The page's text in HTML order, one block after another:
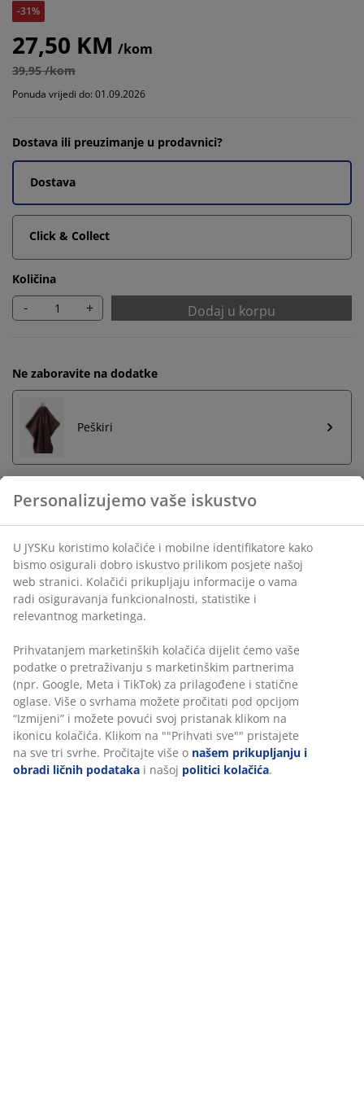
-31%
27,50 KM /kom
39,95 /kom
Ponuda vrijedi do: 01.09.2026
Dostava ili preuzimanje u prodavnici?
Dostava
Click & Collect
Količina
- + Dodaj u korpu
Ne zaboravite na dodatke
Peškiri
Neograničen povrat
Bez vremenskog ograničenja - vratite u bilo koju JYSK
prodavnicu
Garancija cijene
30 dana garancije cijene za sve proizvode
Fleksibilne opcije dostave
Brza i jednostavna dostava po vašem izboru
šifra artikla: 2524900
Podaci o proizvodu
Personalizujemo vaše iskustvo
U JYSKu koristimo kolačiće i mobilne identifikatore kako
bismo osigurali dobro iskustvo prilikom posjete našoj
web stranici. Kolačići prikupljaju informacije o vama
radi osiguravanja funkcionalnosti, statistike i
relevantnog marketinga.
Prihvatanjem marketinških kolačića dijelit ćemo vaše
podatke o pretraživanju s marketinškim partnerima
(npr. Google, Meta i TikTok) za prilagođene i statične
oglase. Više o svrhama možete pročitati pod opcijom
“Izmijeni” i možete povući svoj pristanak klikom na
ikonicu kolačića. Klikom na ""Prihvati sve"" pristajete
na sve tri svrhe. Pročitajte više o našem prikupljanju i
obradi ličnih podataka i našoj politici kolačića.